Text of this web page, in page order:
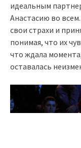
идеальным
Анастасию во
свои страхи и
понимая, что их
что ждала
оставалась